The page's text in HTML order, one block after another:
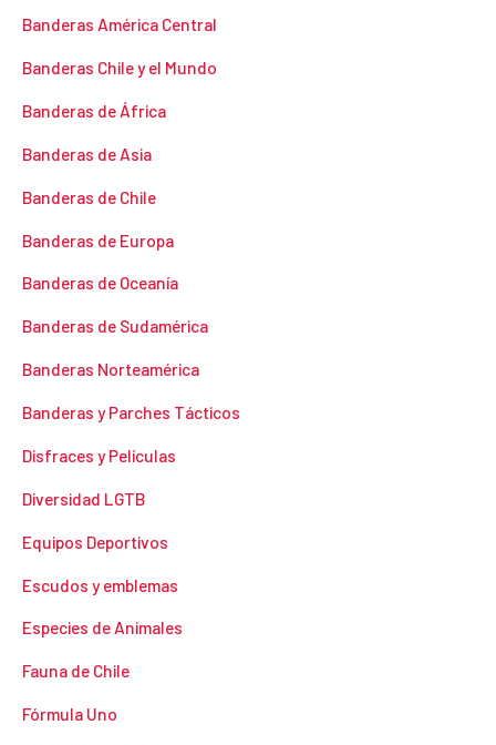
Banderas América Central
Banderas Chile y el Mundo
Banderas de África
Banderas de Asia
Banderas de Chile
Banderas de Europa
Banderas de Oceanía
Banderas de Sudamérica
Banderas Norteamérica
Banderas y Parches Tácticos
Disfraces y Películas
Diversidad LGTB
Equipos Deportivos
Escudos y emblemas
Especies de Animales
Fauna de Chile
Fórmula Uno